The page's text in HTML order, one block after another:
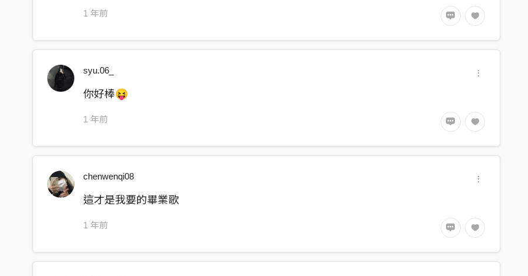
長大之後 看著曾經的笑容
四處奔波 隨著理想漂流
所謂成功 其實除了我 不需要誰認同
長大之後 看著曾經的笑容
四處奔波 隨著理想漂流
1 年前
syu.06_
你好棒😝
1 年前
chenwenqi08
這才是我要的畢業歌
1 年前